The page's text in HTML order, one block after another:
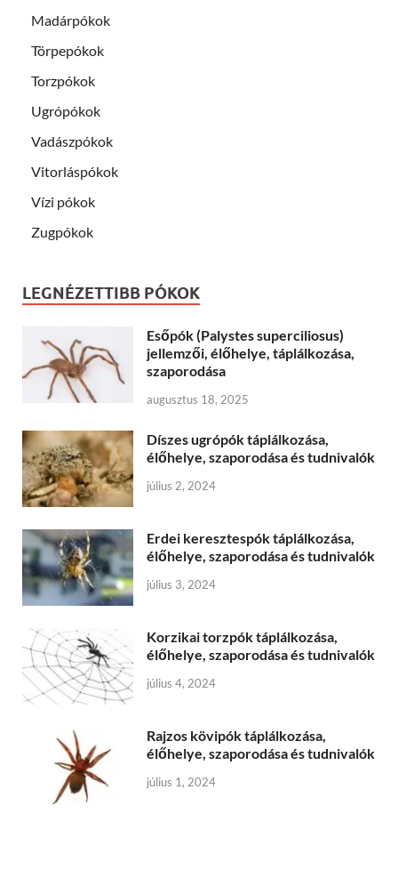
Madárpókok
Törpepókok
Torzpókok
Ugrópókok
Vadászpókok
Vitorláspókok
Vízi pókok
Zugpókok
LEGNÉZETTIBB PÓKOK
Esőpók (Palystes superciliosus)
jellemzői, élőhelye, táplálkozása,
szaporodása
augusztus 18, 2025
Díszes ugrópók táplálkozása,
élőhelye, szaporodása és tudnivalók
július 2, 2024
Erdei keresztespók táplálkozása,
élőhelye, szaporodása és tudnivalók
július 3, 2024
Korzikai torzpók táplálkozása,
élőhelye, szaporodása és tudnivalók
július 4, 2024
Rajzos kövipók táplálkozása,
élőhelye, szaporodása és tudnivalók
július 1, 2024